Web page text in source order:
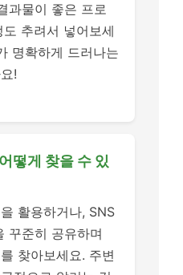
과물이 좋은 프로
추려서 넣어보세
명확하게 드러나는
!
떻게 찾을 수 있
활용하거나, SNS
꾸준히 공유하며
찾아보세요. 주변